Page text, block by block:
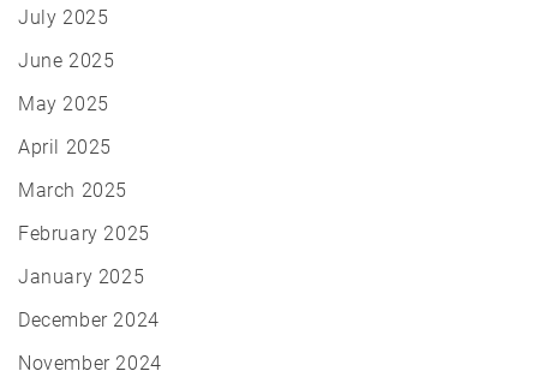
July 2025
June 2025
May 2025
April 2025
March 2025
February 2025
January 2025
December 2024
November 2024